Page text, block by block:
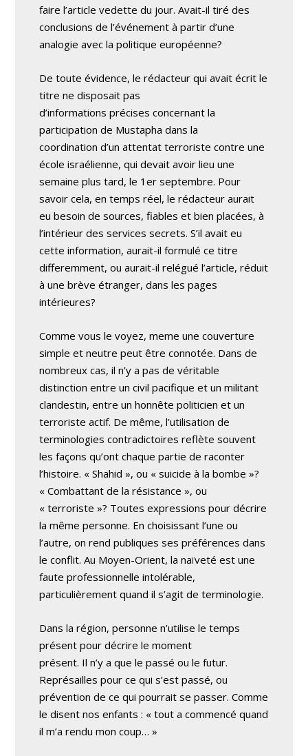
faire l’article vedette du jour. Avait-il tiré des
conclusions de l’événement à partir d’une
analogie avec la politique européenne?
De toute évidence, le rédacteur qui avait écrit le
titre ne disposait pas
d’informations précises concernant la
participation de Mustapha dans la
coordination d’un attentat terroriste contre une
école israélienne, qui devait avoir lieu une
semaine plus tard, le 1er septembre. Pour
savoir cela, en temps réel, le rédacteur aurait
eu besoin de sources, fiables et bien placées, à
l’intérieur des services secrets. S’il avait eu
cette information, aurait-il formulé ce titre
differemment, ou aurait-il relégué l’article, réduit
à une brève étranger, dans les pages
intérieures?
Comme vous le voyez, meme une couverture
simple et neutre peut être connotée. Dans de
nombreux cas, il n’y a pas de véritable
distinction entre un civil pacifique et un militant
clandestin, entre un honnête politicien et un
terroriste actif. De même, l’utilisation de
terminologies contradictoires reflète souvent
les façons qu’ont chaque partie de raconter
l’histoire. « Shahid », ou « suicide à la bombe »?
« Combattant de la résistance », ou
« terroriste »? Toutes expressions pour décrire
la même personne. En choisissant l’une ou
l’autre, on rend publiques ses préférences dans
le conflit. Au Moyen-Orient, la naïveté est une
faute professionnelle intolérable,
particulièrement quand il s’agit de terminologie.
Dans la région, personne n’utilise le temps
présent pour décrire le moment
présent. Il n’y a que le passé ou le futur.
Représailles pour ce qui s’est passé, ou
prévention de ce qui pourrait se passer. Comme
le disent nos enfants : « tout a commencé quand
il m’a rendu mon coup… »